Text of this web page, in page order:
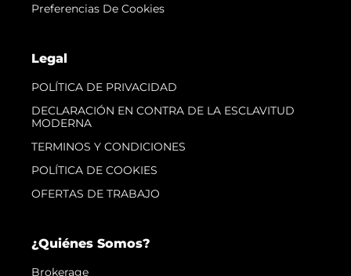
Preferencias De Cookies
Legal
POLÍTICA DE PRIVACIDAD
DECLARACIÓN EN CONTRA DE LA ESCLAVITUD
MODERNA
TERMINOS Y CONDICIONES
POLÍTICA DE COOKIES
OFERTAS DE TRABAJO
¿Quiénes Somos?
Brokerage